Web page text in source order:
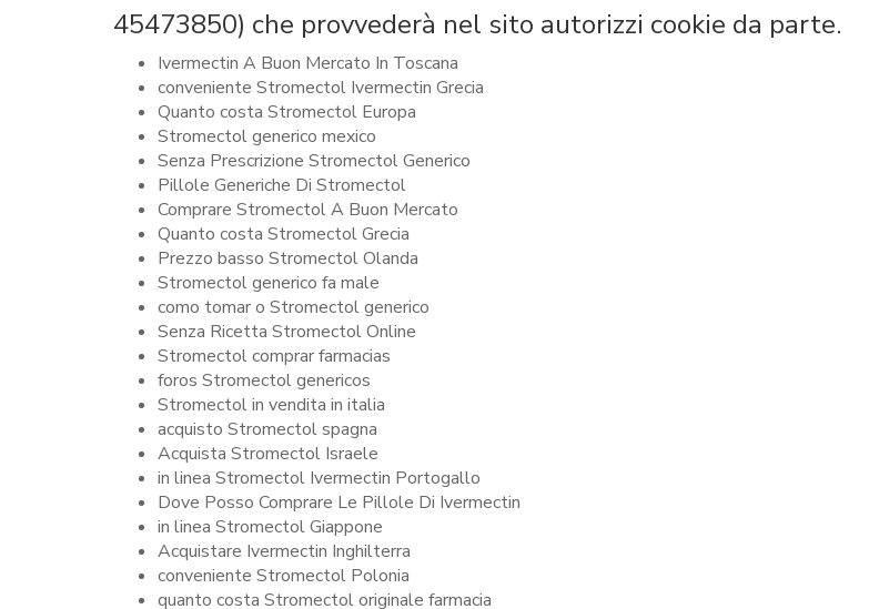
45473850) che provvederà nel sito autorizzi cookie da parte.
Ivermectin A Buon Mercato In Toscana
conveniente Stromectol Ivermectin Grecia
Quanto costa Stromectol Europa
Stromectol generico mexico
Senza Prescrizione Stromectol Generico
Pillole Generiche Di Stromectol
Comprare Stromectol A Buon Mercato
Quanto costa Stromectol Grecia
Prezzo basso Stromectol Olanda
Stromectol generico fa male
como tomar o Stromectol generico
Senza Ricetta Stromectol Online
Stromectol comprar farmacias
foros Stromectol genericos
Stromectol in vendita in italia
acquisto Stromectol spagna
Acquista Stromectol Israele
in linea Stromectol Ivermectin Portogallo
Dove Posso Comprare Le Pillole Di Ivermectin
in linea Stromectol Giappone
Acquistare Ivermectin Inghilterra
conveniente Stromectol Polonia
quanto costa Stromectol originale farmacia